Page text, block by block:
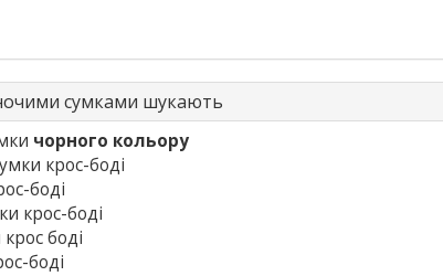
сумками шукають
чорного кольору
крос-боді
боді
крос-боді
боді
боді